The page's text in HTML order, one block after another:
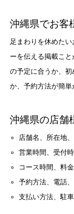
沖縄県でお客
足まわりを休めた
ーを伝える掲載こ
の予定に合うか、
か、予約方法が簡単
沖縄県の店舗
店舗名、所在地
営業時間、受付
コース時間、料
予約方法、電話
支払い方法、駐